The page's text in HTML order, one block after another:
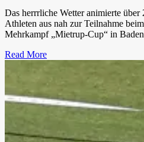
Das herrrliche Wetter animierte
Athleten aus nah zur Teilnahme
Mehrkampf „Mietrup-Cup“ in
Read More